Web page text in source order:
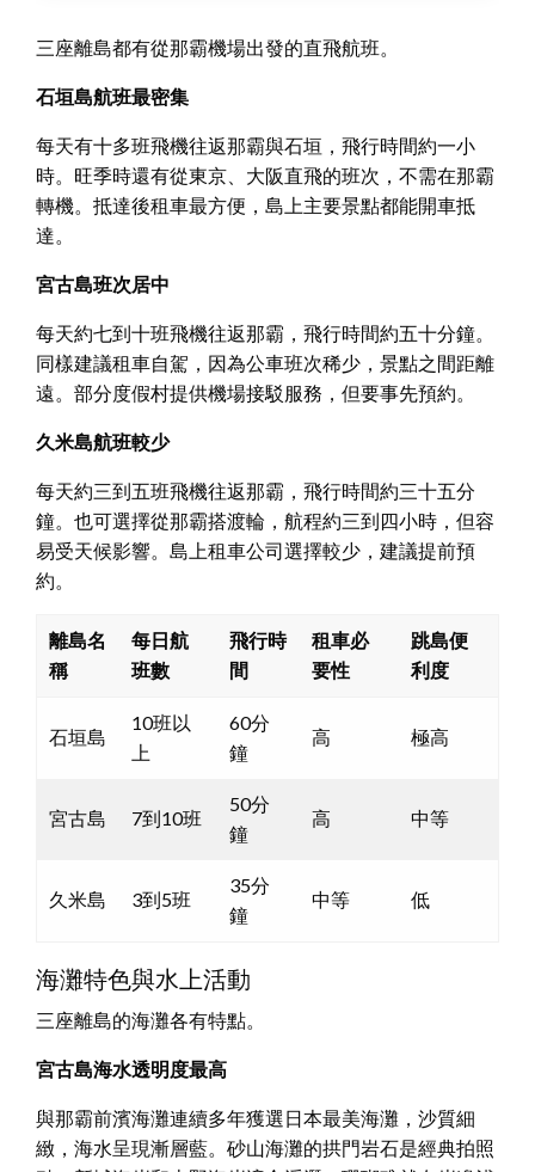
三座離島都有從那霸機場出發的直飛航班。
石垣島航班最密集
每天有十多班飛機往返那霸與石垣，飛行時間約一小
時。旺季時還有從東京、大阪直飛的班次，不需在那霸
轉機。抵達後租車最方便，島上主要景點都能開車抵
達。
宮古島班次居中
每天約七到十班飛機往返那霸，飛行時間約五十分鐘。
同樣建議租車自駕，因為公車班次稀少，景點之間距離
遠。部分度假村提供機場接駁服務，但要事先預約。
久米島航班較少
每天約三到五班飛機往返那霸，飛行時間約三十五分
鐘。也可選擇從那霸搭渡輪，航程約三到四小時，但容
易受天候影響。島上租車公司選擇較少，建議提前預
約。
離島名
稱
每日航
班數
飛行時
間
租車必
要性
跳島便
利度
石垣島
10班以
上
60分
鐘
高 極高
宮古島 7到10班
50分
鐘
高 中等
久米島 3到5班
35分
鐘
中等 低
海灘特色與水上活動
三座離島的海灘各有特點。
宮古島海水透明度最高
與那霸前濱海灘連續多年獲選日本最美海灘，沙質細
緻，海水呈現漸層藍。砂山海灘的拱門岩石是經典拍照